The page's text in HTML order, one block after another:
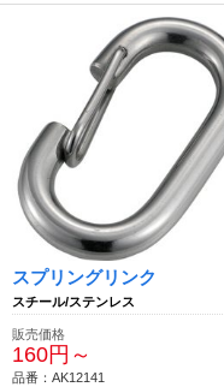
スプリングリンク
スチール/ステンレス
販売価格
160円～
品番：AK12141